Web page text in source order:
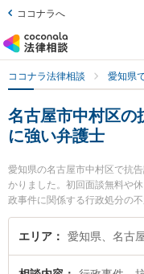
ココナラへ
ココナラ法律相談 愛知県
名古屋市中村区の
に強い弁護士
愛知県の名古屋市中村区で抗
かりました。初回面談無料や
政事件に関係する行政処分の
等）等の細かな分野での絞り
加島 光弁護士やアルタス法律
エリア 愛知県、名古